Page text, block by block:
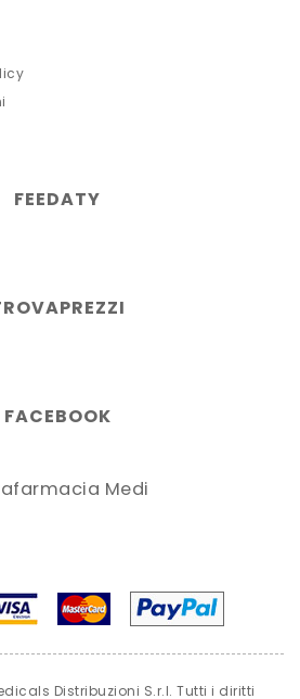
FEEDATY
FACEBOOK
Medi
Distribuzioni S.r.l. Tutti i diritti